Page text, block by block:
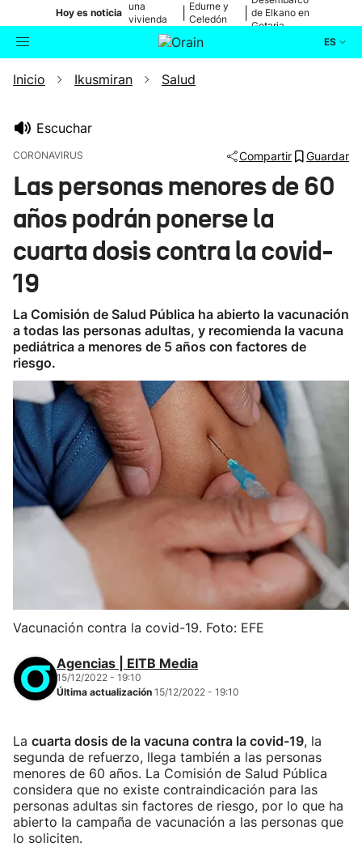
Hoy es noticia
una
vivienda
de Bilbao
Edurne y
Celedón
de Elkano en
Getaria
ES
Buscador Actualidad
Ikusmiran
Eguraldia
Inicio Ikusmiran Salud
Escuchar
CORONAVIRUS Compartir Guardar
Las personas menores de 60
años podrán ponerse la
cuarta dosis contra la covid-
19
La Comisión de Salud Pública ha abierto la vacunación
a todas las personas adultas, y recomienda la vacuna
pediátrica a menores de 5 años con factores de
riesgo.
Vacunación contra la covid-19. Foto: EFE
Agencias | EITB Media
15/12/2022 - 19:10
Última actualización 15/12/2022 - 19:10
La cuarta dosis de la vacuna contra la covid-19, la
segunda de refuerzo, llega también a las personas
menores de 60 años. La Comisión de Salud Pública
considera que no existe contraindicación para las
personas adultas sin factores de riesgo, por lo que ha
abierto la campaña de vacunación a las personas que
lo soliciten.